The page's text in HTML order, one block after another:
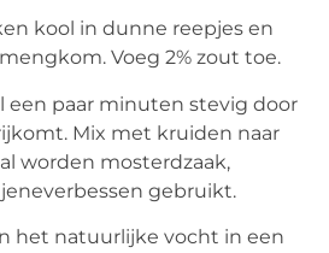
kool in dunne reepjes en
Voeg 2% zout toe.
een paar minuten stevig door
Mix met kruiden naar
worden mosterdzaak,
gebruikt.
het natuurlijke vocht in een